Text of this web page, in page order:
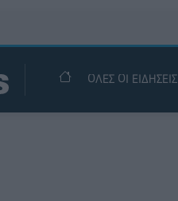
ΟΛΕΣ ΟΙ ΕΙΔΗΣΕΙΣ